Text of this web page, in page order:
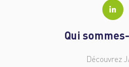
Qui
Découvrez